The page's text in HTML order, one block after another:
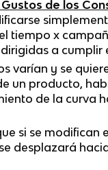
de los
tiempo x
a cumplir
varían y se
un producto,
de la curva
si se modifican
desplazará